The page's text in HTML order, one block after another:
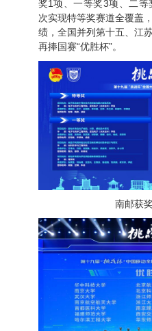
奖1项、一等奖3项、二
次实现特等奖赛道全覆盖
绩，全国并列第十五、江
再捧国赛“优胜杯”。
南邮获